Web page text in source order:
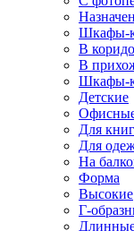
Шкафы-
В
В
Шкафы-
Детские
Для книг
Для
На
Форма
Высокие
Г-